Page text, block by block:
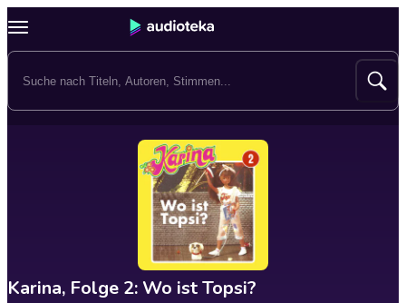
Karina, Folge 2: Wo ist Topsi?